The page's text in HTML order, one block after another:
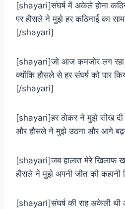
[shayari]संघर्ष में अकेले होना
पर हौसले ने मुझे हर कठिनाई का
[/shayari]
[shayari]जो आज कमजोर लग रहा
क्योंकि हौसले से हर संघर्ष को पार
[/shayari]
[shayari]हर ठोकर ने मुझे सीख दी
और हौसले ने मुझे उठना और आगे
[shayari]जब हालात मेरे खिलाफ
हौसले ने मुझे अपनी जीत की
[shayari]संघर्ष की राह अकेली थी